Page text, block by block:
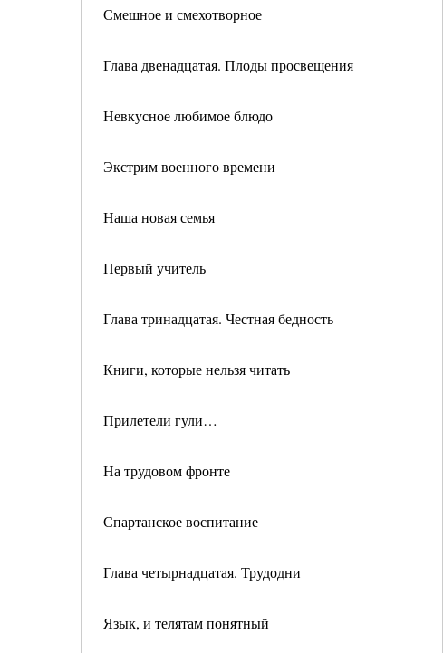
Смешное и смехотворное
Глава двенадцатая. Плоды просвещения
Невкусное любимое блюдо
Экстрим военного времени
Наша новая семья
Первый учитель
Глава тринадцатая. Честная бедность
Книги, которые нельзя читать
Прилетели гули…
На трудовом фронте
Спартанское воспитание
Глава четырнадцатая. Трудодни
Язык, и телятам понятный